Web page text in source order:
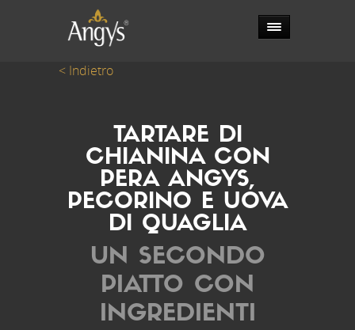
< Indietro
TARTARE DI
CHIANINA CON
PERA ANGYS,
PECORINO E UOVA
DI QUAGLIA
UN SECONDO
PIATTO CON
INGREDIENTI